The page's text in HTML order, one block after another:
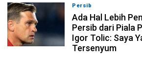
Persib
Ada Hal Lebih
Persib dari Piala
Igor Tolic: Saya
Tersenyum